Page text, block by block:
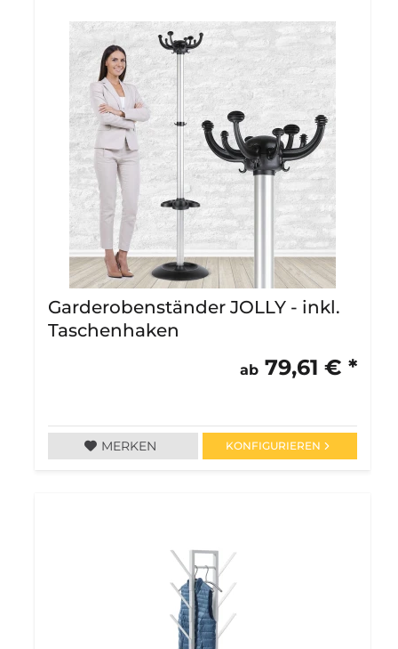
Garderobenständer JOLLY - inkl.
Taschenhaken
ab 79,61 € *
MERKEN KONFIGURIEREN